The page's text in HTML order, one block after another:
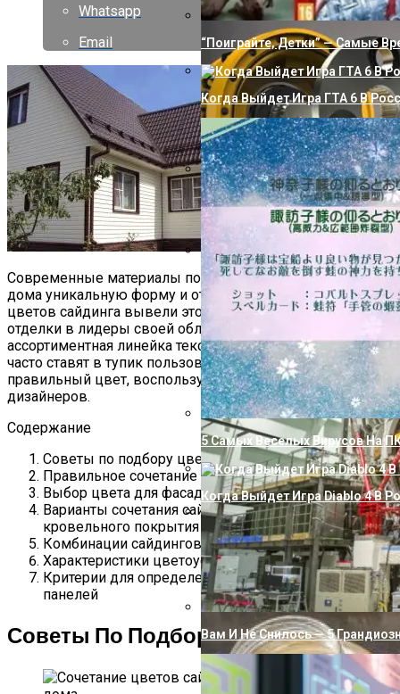
Как Избавиться От Извести В
Как Подключить Насосную
Технологический Шедевр:
Применения
Вам И Не Снилось — 5
“Поиграйте, Детки” — Самые
Когда Выйдет Игра ГТА 6 В
5 Самых Веселых Вирусов На
Когда Выйдет Игра Diablo 4 В
Whatsapp
Email
Современные материалы позволяют придать фасаду
дома уникальную форму и оттенок. Разнообразие
цветов сайдинга вывели этот вариант наружной
отделки в лидеры своей области. Однако широкая
ассортиментная линейка текстур и градации оттенков
часто ставят в тупик пользователя. Чтобы выбрать
правильный цвет, воспользуйтесь рекомендациями
дизайнеров.
Содержание
Советы по подбору цвета отделки
Правильное сочетание оттенков
Выбор цвета для фасада
Варианты сочетания сайдинга с цветом
кровельного покрытия
Комбинации сайдинговых панелей
Характеристики цветоустойчивости сайдинга
Критерии для определения качества покраски
панелей
Советы По Подбору Цвета Отделки